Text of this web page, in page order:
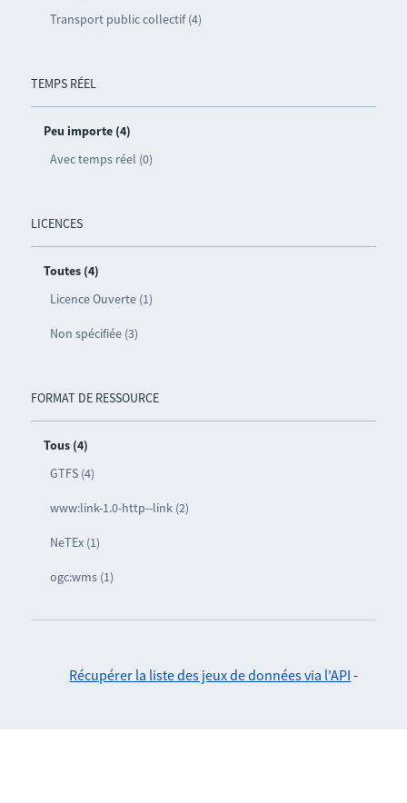
Transport public collectif (4)
TEMPS RÉEL
Peu importe (4)
Avec temps réel (0)
LICENCES
Toutes (4)
Licence Ouverte (1)
Non spécifiée (3)
FORMAT DE RESSOURCE
Tous (4)
GTFS (4)
www:link-1.0-http--link (2)
NeTEx (1)
ogc:wms (1)
Récupérer la liste des jeux de données via l'API -